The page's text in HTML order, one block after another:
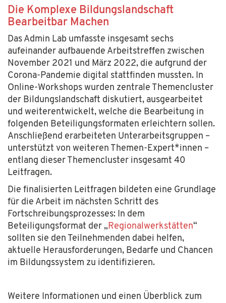
Die Komplexe Bildungslandschaft
Bearbeitbar Machen
Das Admin Lab umfasste insgesamt sechs
aufeinander aufbauende Arbeitstreffen zwischen
November 2021 und März 2022, die aufgrund der
Corona-Pandemie digital stattfinden mussten. In
Online-Workshops wurden zentrale Themencluster
der Bildungslandschaft diskutiert, ausgearbeitet
und weiterentwickelt, welche die Bearbeitung in
folgenden Beteiligungsformaten erleichtern sollen.
Anschließend erarbeiteten Unterarbeitsgruppen –
unterstützt von weiteren Themen-Expert*innen –
entlang dieser Themencluster insgesamt 40
Leitfragen.
Die finalisierten Leitfragen bildeten eine Grundlage
für die Arbeit im nächsten Schritt des
Fortschreibungsprozesses: In dem
Beteiligungsformat der „ Regionalwerkstätten“
sollten sie den Teilnehmenden dabei helfen,
aktuelle Herausforderungen, Bedarfe und Chancen
im Bildungssystem zu identifizieren.
Weitere Informationen und einen Überblick zum